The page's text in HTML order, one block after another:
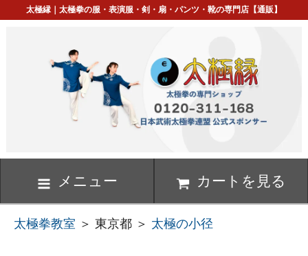
太極縁｜太極拳の服・表演服・剣・扇・パンツ・靴の専門店【通販】
メニュー カートを見る
太極拳教室 ＞ 東京都 ＞ 太極の小径